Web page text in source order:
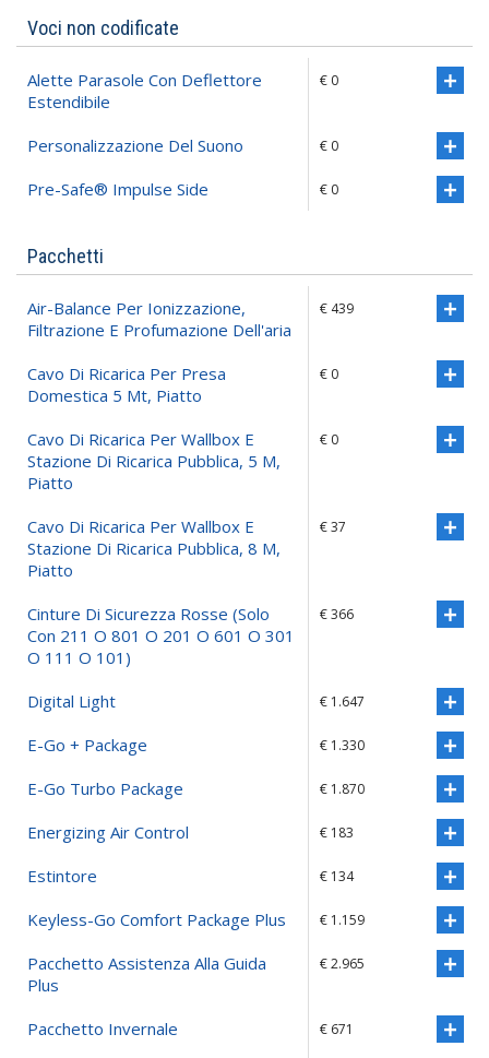
Voci non codificate
Alette Parasole Con Deflettore
Estendibile
€ 0
Personalizzazione Del Suono € 0
Pre-Safe® Impulse Side € 0
Pacchetti
Air-Balance Per Ionizzazione,
Filtrazione E Profumazione Dell'aria
€ 439
Cavo Di Ricarica Per Presa
Domestica 5 Mt, Piatto
€ 0
Cavo Di Ricarica Per Wallbox E
Stazione Di Ricarica Pubblica, 5 M,
Piatto
€ 0
Cavo Di Ricarica Per Wallbox E
Stazione Di Ricarica Pubblica, 8 M,
Piatto
€ 37
Cinture Di Sicurezza Rosse (solo
Con 211 O 801 O 201 O 601 O 301
O 111 O 101)
€ 366
Digital Light € 1.647
E-Go + Package € 1.330
E-Go Turbo Package € 1.870
Energizing Air Control € 183
Estintore € 134
Keyless-Go Comfort Package Plus € 1.159
Pacchetto Assistenza Alla Guida
Plus
€ 2.965
Pacchetto Invernale € 671